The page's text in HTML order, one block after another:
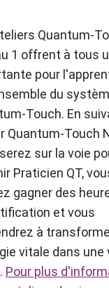
Quantum-
1 offrent à tous
pour
du
Touch. En
Quantum-Touch
sur la voie
Praticien QT,
gagner des
et vous
à
vitale dans une
Pour plus